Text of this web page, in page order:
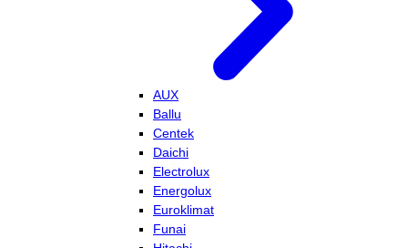
AUX
Ballu
Centek
Daichi
Electrolux
Energolux
Euroklimat
Funai